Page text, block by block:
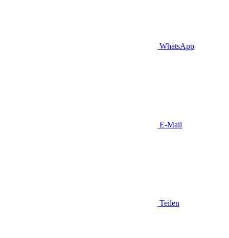
WhatsApp
E-Mail
Teilen